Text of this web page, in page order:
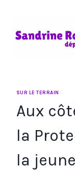
SUR LE TERRAIN
Aux
la
la